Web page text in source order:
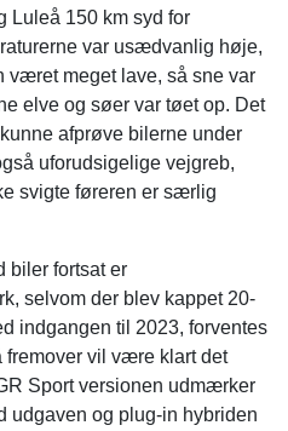
Luleå 150 km syd for
var usædvanlig høje,
været meget lave, så sne var
elve og søer var tøet op. Det
afprøve bilerne under
uforudsigelige vejgreb,
svigte føreren er særlig
biler fortsat er
selvom der blev kappet 20-
indgangen til 2023, forventes
fremover vil være klart det
Sport versionen udmærker
udgaven og plug-in hybriden